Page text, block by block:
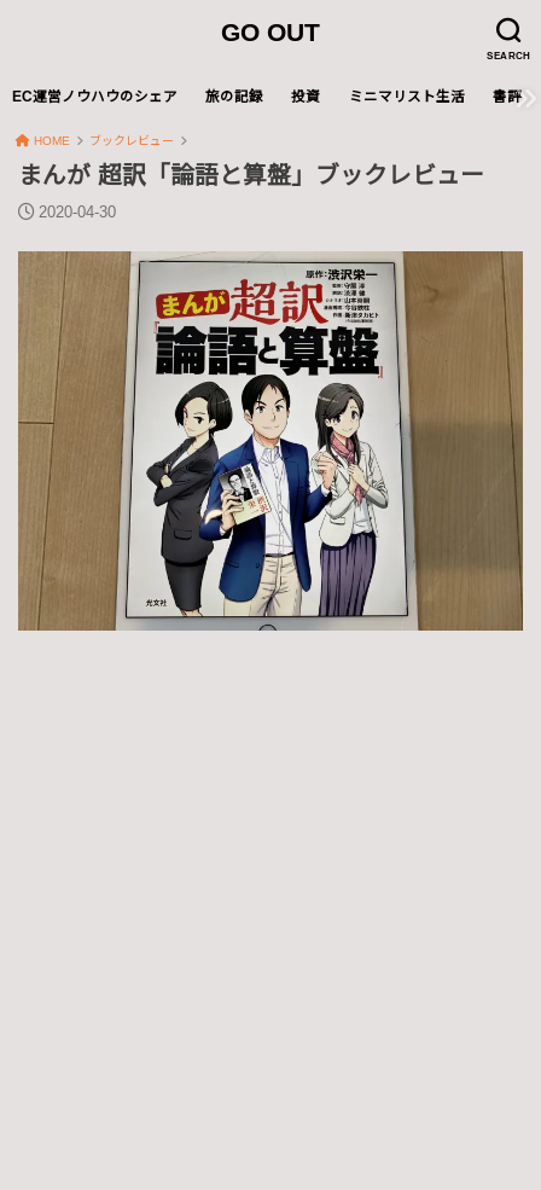
SEARCH
GO OUT
EC運営ノウハウのシェア 旅の記録 投資 ミニマリスト生活 書評
HOME ブックレビュー
まんが 超訳「論語と算盤」ブックレビュー
2020-04-30